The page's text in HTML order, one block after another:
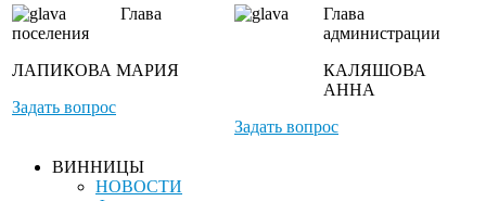
Глава
поселения
ЛАПИКОВА МАРИЯ
Задать вопрос
Глава
администрации
КАЛЯШОВА
АННА
Задать вопрос
ВИННИЦЫ
НОВОСТИ